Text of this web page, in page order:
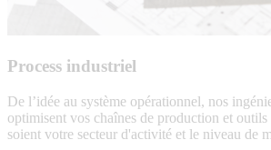
Process industriel
De l’idée au système opérationnel, nos
optimisent vos chaînes de production et
soient votre secteur d'activité et le niveau de